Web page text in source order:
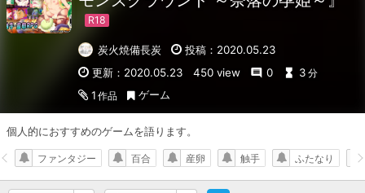
炭火焼備長炭
投稿：2020.05.23
更新：2020.05.23
450 view 0 3 分
1 作品 ゲーム
個人的におすすめのゲームを語ります。
ファンタジー 百合 産卵 触手 ふたなり